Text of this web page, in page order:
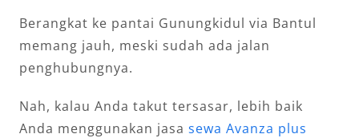
Berangkat ke pantai Gunungkidul via Bantul
memang jauh, meski sudah ada jalan
penghubungnya.
Nah, kalau Anda takut tersasar, lebih baik
Anda menggunakan jasa sewa Avanza plus